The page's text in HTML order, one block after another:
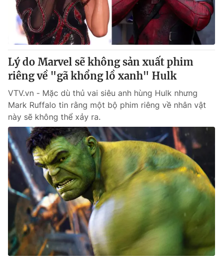
Lý do Marvel sẽ không sản xuất phim
riêng về "gã khổng lồ xanh" Hulk
VTV.vn - Mặc dù thủ vai siêu anh hùng Hulk nhưng
Mark Ruffalo tin rằng một bộ phim riêng về nhân vật
này sẽ không thể xảy ra.